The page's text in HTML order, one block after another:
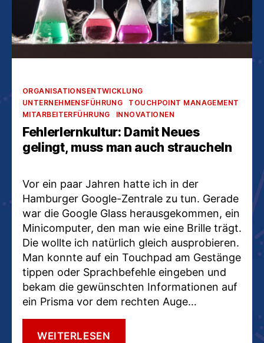
Kategorien
ORGANISATIONSENTWICKLUNG
UNTERNEHMENSFÜHRUNG
TOUCHPOINT MANAGEMENT
MITARBEITERFÜHRUNG
INNOVATIONEN
Fehlerlernkultur: Damit Neues
gelingt, muss man auch straucheln
Vor ein paar Jahren hatte ich in der
Hamburger Google-Zentrale zu tun. Gerade
war die Google Glass herausgekommen, ein
Minicomputer, den man wie eine Brille trägt.
Die wollte ich natürlich gleich ausprobieren.
Man konnte auf ein Touchpad am Gestänge
tippen oder Sprachbefehle eingeben und
bekam die gewünschten Informationen auf
ein Prisma vor dem rechten Auge…
WEITERLESEN